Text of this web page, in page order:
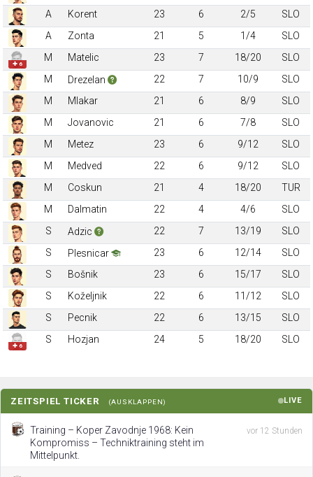
A
Korent 23 6 2/5
SLO
A
Zonta 21 5 1/4 SLO
✚ 6
M Matelic 23 7 18/20
SLO
M
Drezelan 22 7 10/9
SLO
M
Mlakar 21 6 8/9
SLO
M
Jovanovic 21 6 7/8
SLO
M
Metez 23 6 9/12
SLO
M
Medved 22 6 9/12
SLO
M
Coskun 21 4 18/20
TUR
M
Dalmatin 22 4 4/6
SLO
S
Adzic 22 7 13/19
SLO
S
Plesnicar 23 6 12/14
SLO
S
Bošnik 23 6 15/17
SLO
S
Koželjnik 22 6 11/12
SLO
S
Pecnik 22 6 13/15 SLO
✚ 6
S Hozjan 24 5 18/20 SLO
ZEITSPIEL TICKER (AUSKLAPPEN) LIVE
Training – Koper Zavodnje 1968: Kein
Kompromiss – Techniktraining steht im
Mittelpunkt.
vor 12 Stunden